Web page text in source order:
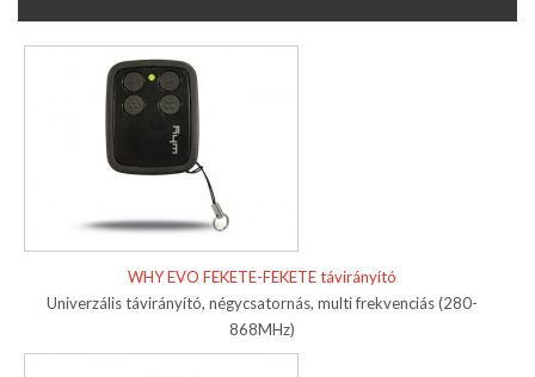
WHY EVO FEKETE-FEKETE távirányító
Univerzális távirányító, négycsatornás, multi frekvenciás (280-
868MHz)